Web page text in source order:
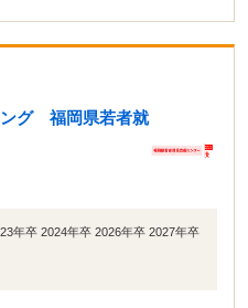
ング 福岡県若者就
年卒 2024年卒 2026年卒 2027年卒